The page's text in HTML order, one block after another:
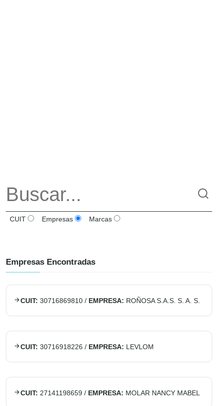
CUIT Empresas Marcas
Empresas Encontradas
CUIT: 30716869810 / EMPRESA: ROÑOSA S.A.S. S. A. S.
CUIT: 30716918226 / EMPRESA: LEVLOM
CUIT: 27141198659 / EMPRESA: MOLAR NANCY MABEL